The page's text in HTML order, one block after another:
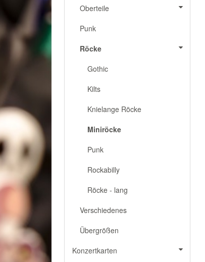
Oberteile
Punk
Röcke
Gothic
Kilts
Knielange Röcke
Miniröcke
Punk
Rockabilly
Röcke - lang
Verschiedenes
Übergrößen
Konzertkarten